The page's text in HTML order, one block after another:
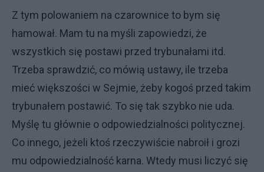
Z tym polowaniem na czarownice to bym się
hamował. Mam tu na myśli zapowiedzi, że
wszystkich się postawi przed trybunałami itd.
Trzeba sprawdzić, co mówią ustawy, ile trzeba
mieć większości w Sejmie, żeby kogoś przed takim
trybunałem postawić. To się tak szybko nie uda.
Myślę tu głównie o odpowiedzialności politycznej.
Co innego, jeżeli ktoś rzeczywiście nabroił i grozi
mu odpowiedzialność karna. Wtedy musi liczyć się